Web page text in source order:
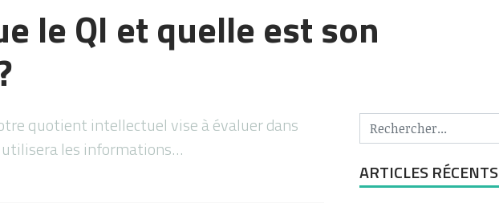
le QI et quelle est son
quotient intellectuel vise à évaluer dans
les informations…
ARTICLES RÉCENTS